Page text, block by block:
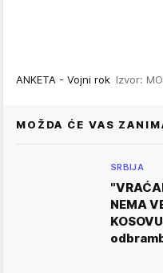
ANKETA - Vojni rok Izvor:
MOŽDA ĆE VAS
SRBIJA
NEMA